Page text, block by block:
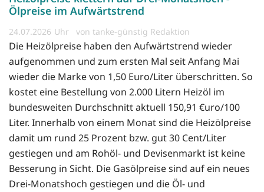
Ölpreise im Aufwärtstrend
24.07.2026 von tanke-günstig Redaktion
Die Heizölpreise haben den Aufwärtstrend wieder
aufgenommen und zum ersten Mal seit Anfang Mai
wieder die Marke von 1,50 Euro/Liter überschritten. So
kostet eine Bestellung von 2.000 Litern Heizöl im
bundesweiten Durchschnitt aktuell 150,91 €uro/100
Liter. Innerhalb von einem Monat sind die Heizölpreise
damit um rund 25 Prozent bzw. gut 30 Cent/Liter
gestiegen und am Rohöl- und Devisenmarkt ist keine
Besserung in Sicht. Die Gasölpreise sind auf ein neues
Drei-Monatshoch gestiegen und die Öl- und